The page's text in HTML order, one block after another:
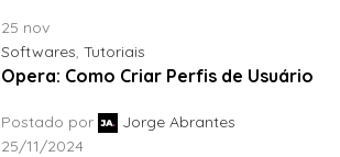
25 nov
Softwares, Tutoriais
Opera: Como Criar Perfis de Usuário
Postado por
Jorge Abrantes
25/11/2024